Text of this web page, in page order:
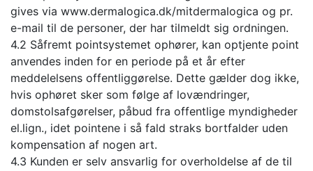
gives via www.dermalogica.dk/mitdermalogica og pr.
e-mail til de personer, der har tilmeldt sig ordningen.
4.2 Såfremt pointsystemet ophører, kan optjente point
anvendes inden for en periode på et år efter
meddelelsens offentliggørelse. Dette gælder dog ikke,
hvis ophøret sker som følge af lovændringer,
domstolsafgørelser, påbud fra offentlige myndigheder
el.lign., idet pointene i så fald straks bortfalder uden
kompensation af nogen art.
4.3 Kunden er selv ansvarlig for overholdelse af de til